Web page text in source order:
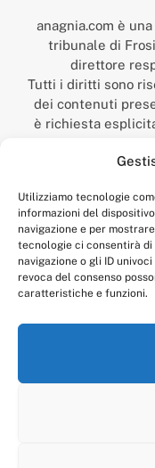
Utilizziamo tecnologie
informazioni del
navigazione e per
tecnologie ci consentirà
navigazione o gli ID
revoca del consenso
caratteristiche e funzioni.
anagnia.com è
tribunale di
direttore
Tutti i diritti sono
dei contenuti
è richiesta
“Anagnia” è un
num. registrazione:
Per